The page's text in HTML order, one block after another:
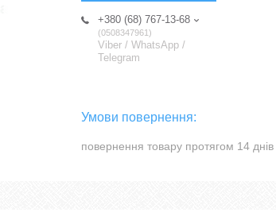
+380 (68) 767-13-68
0508347961
Viber / WhatsApp /
Telegram
повернення товару протягом 14 днів